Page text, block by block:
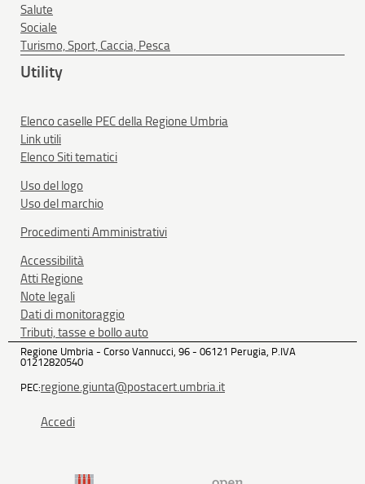
Salute
Sociale
Turismo, Sport, Caccia, Pesca
Utility
Elenco caselle PEC della Regione Umbria
Link utili
Elenco Siti tematici
Uso del logo
Uso del marchio
Procedimenti Amministrativi
Accessibilità
Atti Regione
Note legali
Dati di monitoraggio
Tributi, tasse e bollo auto
Regione Umbria - Corso Vannucci, 96 - 06121 Perugia, P.IVA
01212820540
PEC:regione.giunta@postacert.umbria.it
Accedi